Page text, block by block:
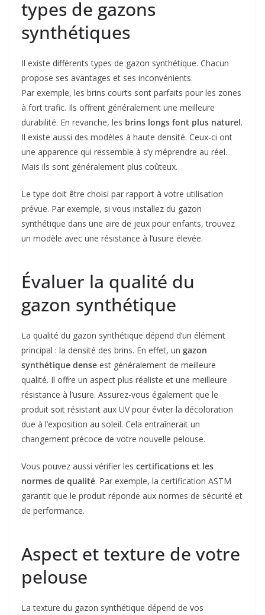
types de gazons
synthétiques
Il existe différents types de gazon synthétique. Chacun
propose ses avantages et ses inconvénients.
Par exemple, les brins courts sont parfaits pour les zones
à fort trafic. Ils offrent généralement une meilleure
durabilité. En revanche, les brins longs font plus naturel.
Il existe aussi des modèles à haute densité. Ceux-ci ont
une apparence qui ressemble à s’y méprendre au réel.
Mais ils sont généralement plus coûteux.
Le type doit être choisi par rapport à votre utilisation
prévue. Par exemple, si vous installez du gazon
synthétique dans une aire de jeux pour enfants, trouvez
un modèle avec une résistance à l’usure élevée.
Évaluer la qualité du
gazon synthétique
La qualité du gazon synthétique dépend d’un élément
principal : la densité des brins. En effet, un gazon
synthétique dense est généralement de meilleure
qualité. Il offre un aspect plus réaliste et une meilleure
résistance à l’usure. Assurez-vous également que le
produit soit résistant aux UV pour éviter la décoloration
due à l’exposition au soleil. Cela entraînerait un
changement précoce de votre nouvelle pelouse.
Vous pouvez aussi vérifier les certifications et les
normes de qualité. Par exemple, la certification ASTM
garantit que le produit réponde aux normes de sécurité et
de performance.
Aspect et texture de votre
pelouse
La texture du gazon synthétique dépend de vos